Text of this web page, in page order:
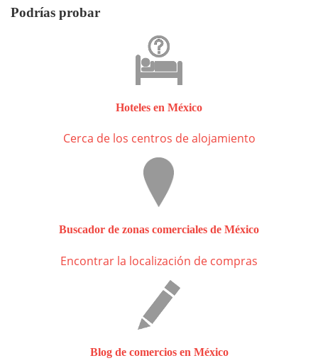
Podrías probar
Hoteles en México
Cerca de los centros de alojamiento
Buscador de zonas comerciales de México
Encontrar la localización de compras
Blog de comercios en México